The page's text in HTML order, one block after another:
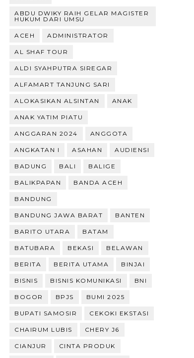
ABDU DWIKY RAIH GELAR MAGISTER
HUKUM DARI UMSU
ACEH ADMINISTRATOR
AL SHAF TOUR
ALDI SYAHPUTRA SIREGAR
ALFAMART TANJUNG SARI
ALOKASIKAN ALSINTAN ANAK
ANAK YATIM PIATU
ANGGARAN 2024 ANGGOTA
ANGKATAN I ASAHAN AUDIENSI
BADUNG BALI BALIGE
BALIKPAPAN BANDA ACEH
BANDUNG
BANDUNG JAWA BARAT BANTEN
BARITO UTARA BATAM
BATUBARA BEKASI BELAWAN
BERITA BERITA UTAMA BINJAI
BISNIS BISNIS KOMUNIKASI BNI
BOGOR BPJS BUMI 2025
BUPATI SAMOSIR CEKOKI EKSTASI
CHAIRUM LUBIS CHERY J6
CIANJUR CINTA PRODUK